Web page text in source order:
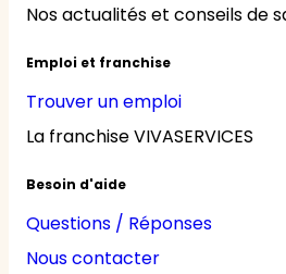
Nos actualités et conseils de
Emploi et franchise
Trouver un emploi
La franchise VIVASERVICES
Besoin d'aide
Questions / Réponses
Nous contacter